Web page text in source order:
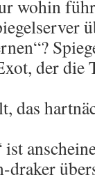
wohin
der die
das
ist
draker